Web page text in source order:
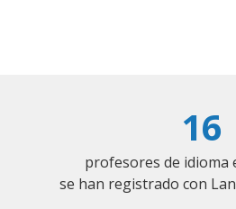
16
profesores de idioma
se han registrado con